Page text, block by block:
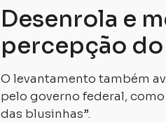
Desenrola e
percepção
O levantamento também
pelo governo federal,
das blusinhas”.